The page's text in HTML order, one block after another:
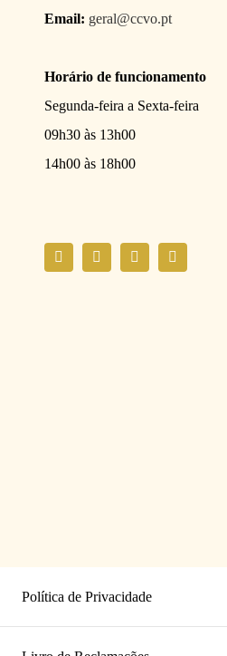
Política de Privacidade
Email: geral@ccvo.pt
Horário de funcionamento
Segunda-feira a Sexta-feira
09h30 às 13h00
14h00 às 18h00